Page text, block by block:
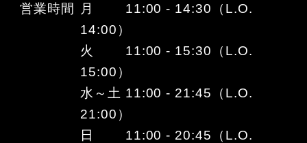
営業時間
月 11:00 - 14:30（L.O.
14:00）
火 11:00 - 15:30（L.O.
15:00）
水～土 11:00 - 21:45（L.O.
21:00）
日 11:00 - 20:45（L.O.